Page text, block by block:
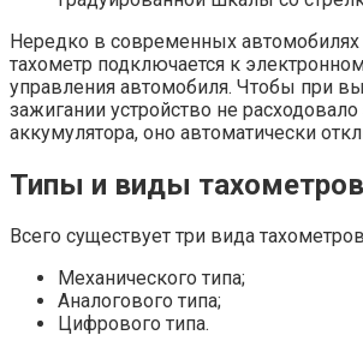
Нередко в современных
тахометр подключается к
управления автомобиля. Чтобы при
зажигании устройство не расходовало
аккумулятора, оно автоматически
Типы и виды тахометров
Всего существует три вида
Механического типа;
Аналогового типа;
Цифрового типа.